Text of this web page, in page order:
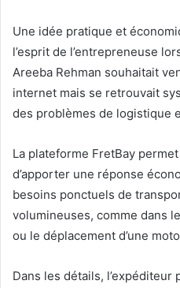
Une idée pratique et
l’esprit de l’entrepreneuse
Areeba Rehman souhaitait
internet mais se retrouvait
des problèmes de logistique
La plateforme FretBay
d’apporter une réponse
besoins ponctuels de
volumineuses, comme dans
ou le déplacement d’une
Dans les détails, l’expéditeur